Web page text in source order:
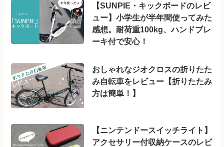
【SUNPIE・キックボードのレビ
ュー】小学生が半年間使ってみた
感想。耐荷重100kg、ハンドブレ
ーキ付で安心！
おしゃれなジオクロスの折りたた
み自転車をレビュー【折りたたみ
方は簡単！】
【ニンテンドースイッチライト】
アクセサリー付収納ケースのレビ